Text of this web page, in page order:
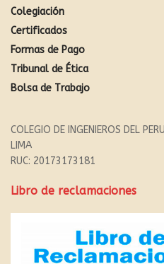
Colegiación
Certificados
Formas de Pago
Tribunal de Ética
Bolsa de Trabajo
COLEGIO DE INGENIEROS DEL
LIMA
RUC: 20173173181
Libro de reclamaciones